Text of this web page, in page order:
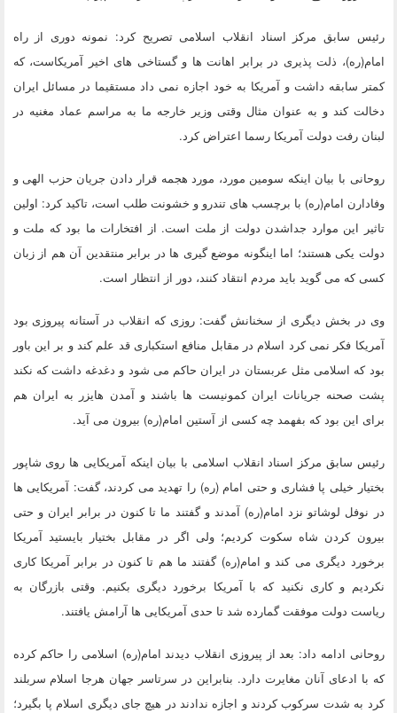
رئیس سابق مرکز اسناد انقلاب اسلامی تصریح کرد: نمونه دوری از راه
امام(ره)، ذلت پذیری در برابر اهانت ها و گستاخی های اخیر آمریکاست، که
کمتر سابقه داشت و آمریکا به خود اجازه نمی داد مستقیما در مسائل ایران
دخالت کند و به عنوان مثال وقتی وزیر خارجه ما به مراسم عماد مغنیه در
لبنان رفت دولت آمریکا رسما اعتراض کرد.
روحانی با بیان اینکه سومین مورد، مورد هجمه قرار دادن جریان حزب الهی و
وفادارن امام(ره) با برچسب های تندرو و خشونت طلب است، تاکید کرد: اولین
تاثیر این موارد جداشدن دولت از ملت است. از افتخارات ما بود که ملت و
دولت یکی هستند؛ اما اینگونه موضع گیری ها در برابر منتقدین آن هم از زبان
کسی که می گوید باید مردم انتقاد کنند، دور از انتظار است.
وی در بخش دیگری از سخنانش گفت: روزی که انقلاب در آستانه پیروزی بود
آمریکا فکر نمی کرد اسلام در مقابل منافع استکباری قد علم کند و بر این باور
بود که اسلامی مثل عربستان در ایران حاکم می شود و دغدغه داشت که نکند
پشت صحنه جریانات ایران کمونیست ها باشند و آمدن هایزر به ایران هم
برای این بود که بفهمد چه کسی از آستین امام(ره) بیرون می آید.
رئیس سابق مرکز اسناد انقلاب اسلامی با بیان اینکه آمریکایی ها روی شاپور
بختیار خیلی پا فشاری و حتی امام (ره) را تهدید می کردند، گفت: آمریکایی ها
در نوفل لوشاتو نزد امام(ره) آمدند و گفتند ما تا کنون در برابر ایران و حتی
بیرون کردن شاه سکوت کردیم؛ ولی اگر در مقابل بختیار بایستید آمریکا
برخورد دیگری می کند و امام(ره) گفتند ما هم تا کنون در برابر آمریکا کاری
نکردیم و کاری نکنید که با آمریکا برخورد دیگری بکنیم. وقتی بازرگان به
ریاست دولت موفقت گمارده شد تا حدی آمریکایی ها آرامش یافتند.
روحانی ادامه داد: بعد از پیروزی انقلاب دیدند امام(ره) اسلامی را حاکم کرده
که با ادعای آنان مغایرت دارد. بنابراین در سرتاسر جهان هرجا اسلام سربلند
کرد به شدت سرکوب کردند و اجازه ندادند در هیچ جای دیگری اسلام پا بگیرد؛